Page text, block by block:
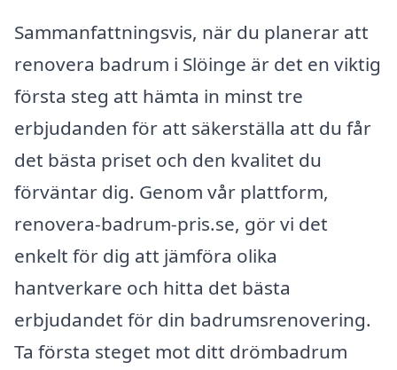
Sammanfattningsvis, när du planerar att
renovera badrum i Slöinge är det en viktig
första steg att hämta in minst tre
erbjudanden för att säkerställa att du får
det bästa priset och den kvalitet du
förväntar dig. Genom vår plattform,
renovera-badrum-pris.se, gör vi det
enkelt för dig att jämföra olika
hantverkare och hitta det bästa
erbjudandet för din badrumsrenovering.
Ta första steget mot ditt drömbadrum